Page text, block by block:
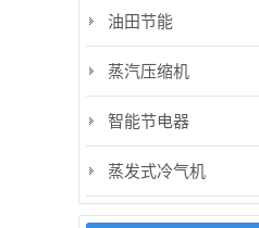
油田节能
蒸汽压缩机
智能节电器
蒸发式冷气机